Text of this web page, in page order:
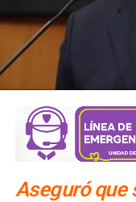
Aseguró que